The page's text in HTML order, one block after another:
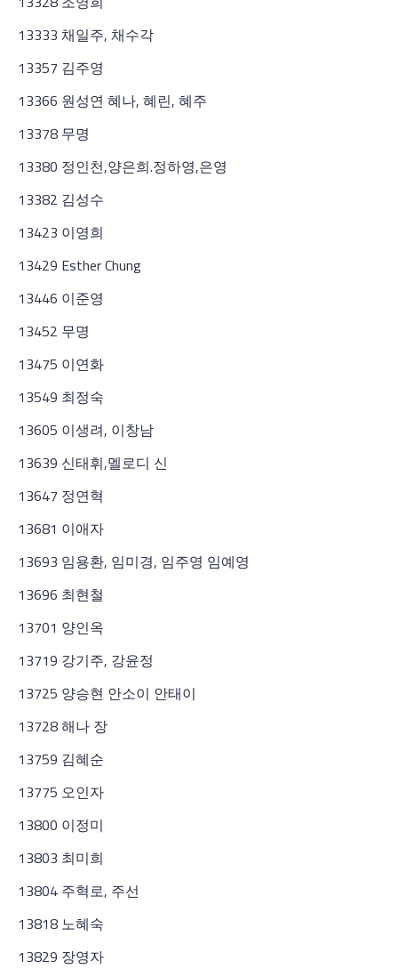
13333 채일주, 채수각
13357 김주영
13366 원성연 혜나, 혜린, 혜주
13378 무명
13380 정인천,양은희.정하영,은영
13382 김성수
13423 이영희
13429 Esther Chung
13446 이준영
13452 무명
13475 이연화
13549 최정숙
13605 이생려, 이창남
13639 신태휘,멜로디 신
13647 정연혁
13681 이애자
13693 임용환, 임미경, 임주영 임예영
13696 최현철
13701 양인옥
13719 강기주, 강윤정
13725 양승현 안소이 안태이
13728 해나 장
13759 김혜순
13775 오인자
13800 이정미
13803 최미희
13804 주혁로, 주선
13818 노혜숙
13829 장영자